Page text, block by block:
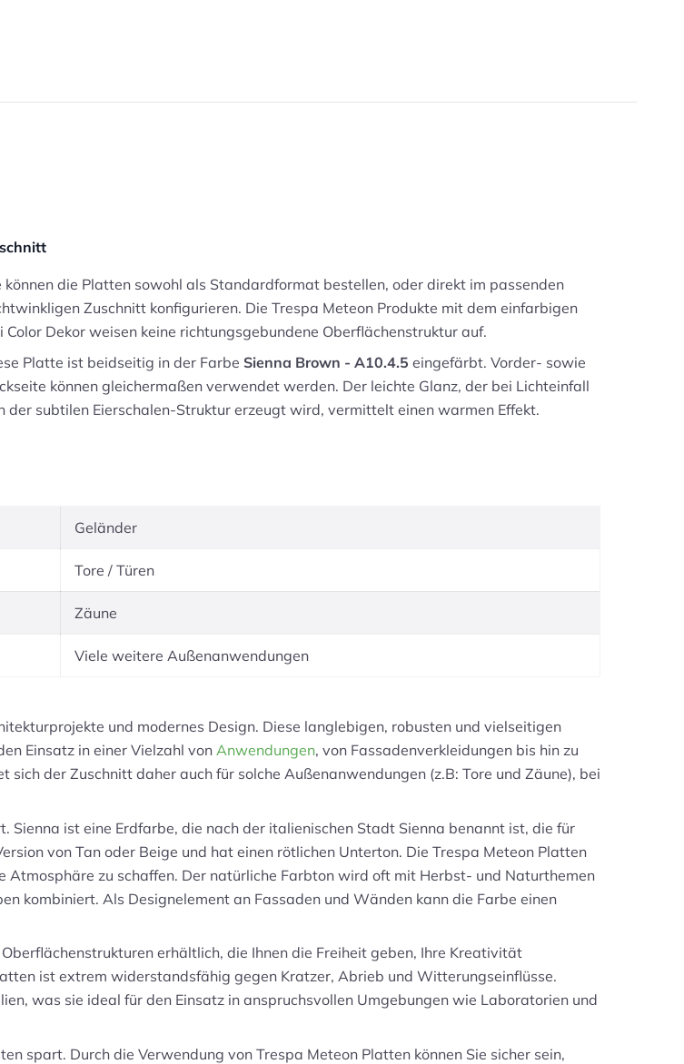
können die Platten sowohl als Standardformat bestellen, oder direkt im passenden
Zuschnitt konfigurieren. Die Trespa Meteon Produkte mit dem einfarbigen
Color Dekor weisen keine richtungsgebundene Oberflächenstruktur auf.
Platte ist beidseitig in der Farbe Sienna Brown - A10.4.5 eingefärbt. Vorder- sowie
können gleichermaßen verwendet werden. Der leichte Glanz, der bei Lichteinfall
der subtilen Eierschalen-Struktur erzeugt wird, vermittelt einen warmen Effekt.
Geländer
Tore / Türen
Zäune
Viele weitere Außenanwendungen
und modernes Design. Diese langlebigen, robusten und vielseitigen
Einsatz in einer Vielzahl von Anwendungen, von Fassadenverkleidungen bis hin zu
der Zuschnitt daher auch für solche Außenanwendungen (z.B: Tore und Zäune), bei
ist eine Erdfarbe, die nach der italienischen Stadt Sienna benannt ist, die für
von Tan oder Beige und hat einen rötlichen Unterton. Die Trespa Meteon Platten
zu schaffen. Der natürliche Farbton wird oft mit Herbst- und Naturthemen
kombiniert. Als Designelement an Fassaden und Wänden kann die Farbe einen
erhältlich, die Ihnen die Freiheit geben, Ihre Kreativität
ist extrem widerstandsfähig gegen Kratzer, Abrieb und Witterungseinflüsse.
was sie ideal für den Einsatz in anspruchsvollen Umgebungen wie Laboratorien und
spart. Durch die Verwendung von Trespa Meteon Platten können Sie sicher sein,